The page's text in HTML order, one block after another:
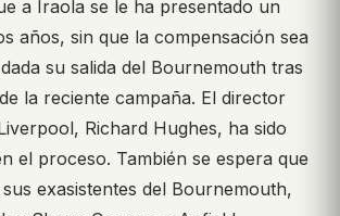
a Iraola se le ha presentado un
años, sin que la compensación sea
su salida del Bournemouth tras
la reciente campaña. El director
Richard Hughes, ha sido
el proceso. También se espera que
exasistentes del Bournemouth,